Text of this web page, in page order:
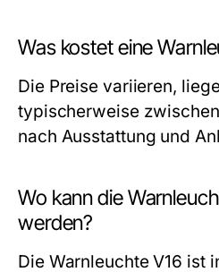
Was kostet eine
Die Preise variieren,
typischerweise
nach Ausstattung und
Wo kann die
werden?
Die Warnleuchte V16 ist